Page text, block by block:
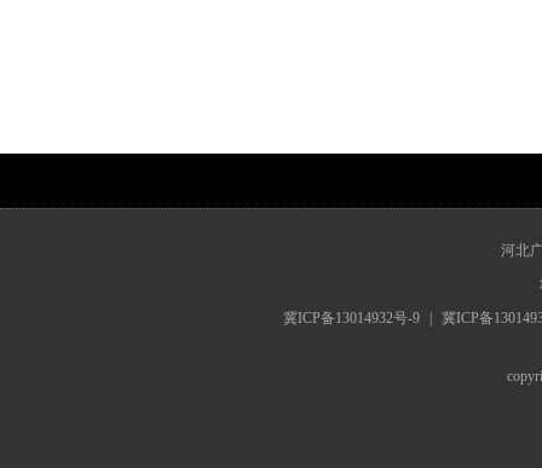
河北
冀ICP备13014932号-9
冀ICP备